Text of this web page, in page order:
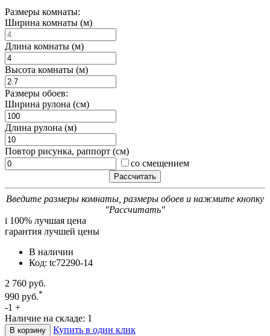
Размеры комнаты:
Ширина комнаты (м)
Длина комнаты (м)
Высота комнаты (м)
Размеры обоев:
Ширина рулона (см)
Длина рулона (м)
Повтор рисунка, раппорт (см)
со смещением
Введите размеры комнаты, размеры обоев и нажмите кнопку
"Рассчитать"
i 100% лучшая цена
гарантия лучшей цены
В наличии
Код: tc72290-14
2 760 руб.
990 руб.*
-1 +
Наличие на складе: 1
В корзину
Купить в один клик